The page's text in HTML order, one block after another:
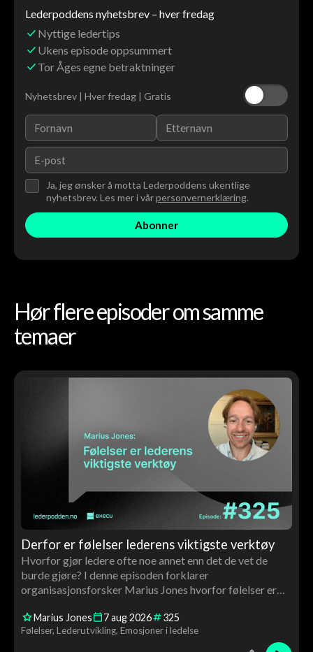
Lederpoddens nyhetsbrev – hver fredag
Nyttige ledertips
Ukens episode oppsummert
Tor Åges egne betraktninger
Nyhetsbrev | Hver fredag | Gratis
Ja, jeg ønsker å motta Lederpoddens ukentlige
nyhetsbrev. Les mer i vårpersonvernerklæring.
Hør flere episoder om samme
temaer
Derfor er følelser lederens viktigste verktøy
Hvorfor gjør ledere ofte noe annet enn det de vet de
burde gjøre? I denne episoden forklarer
organisasjonsforsker Marius Jones hvorfor følelser er
utvikling – og hvorfor ledere må bli bedre kjent med
både egne og andres følelser.
Marius Jones 7aug2026 325
Følelser Lederutvikling Emosjoner i ledelse